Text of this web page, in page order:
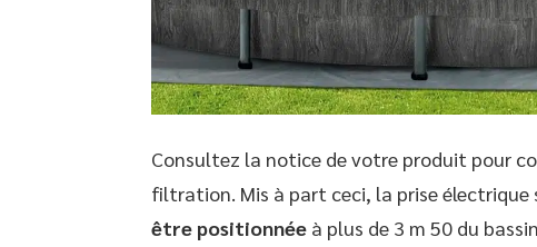
Consultez la notice de votre produit pour
filtration. Mis à part ceci, la prise électrique
être positionnée à plus de 3 m 50 du